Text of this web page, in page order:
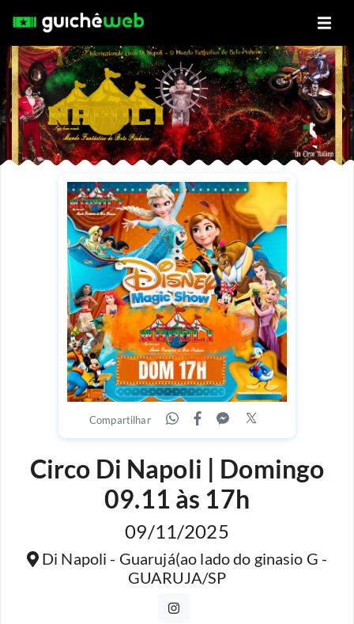
Compartilhar
Circo Di Napoli | Domingo
09.11 às 17h
09/11/2025
Di Napoli - Guarujá(ao lado do ginasio G -
GUARUJA/SP